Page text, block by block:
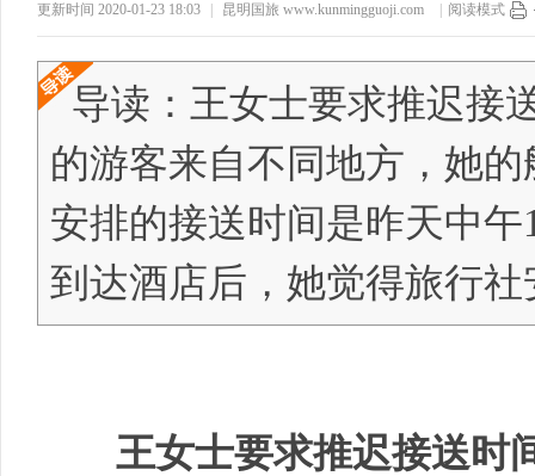
更新时间 2020-01-23 18:03 昆明国旅 www.kunmingguoji.com 阅读模式
导读：王女士要求推迟接
的游客来自不同地方，她
安排的接送时间是昨天中
到达酒店后，她觉得旅行社
王女士要求推迟接送时